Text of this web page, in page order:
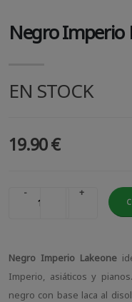
Negro Imperio
EN STOCK
19.90 €
- +
Negro Imperio Lakeone
Imperio, asiáticos y
negro con base laca al